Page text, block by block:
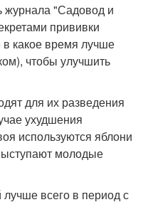
журнала "Садовод и
прививки
в какое время лучше
чтобы улучшить
для их разведения
ухудшения
используются яблони
молодые
всего в период с